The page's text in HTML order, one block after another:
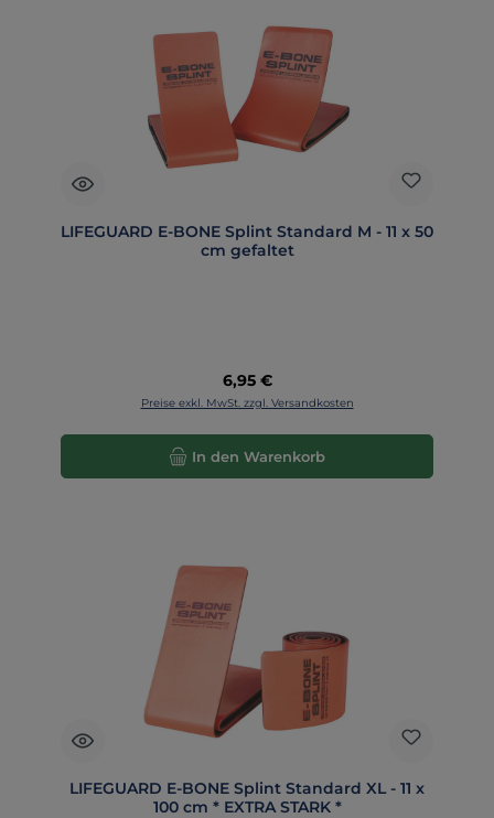
LIFEGUARD E-BONE Splint Standard M - 11 x 50
cm gefaltet
Regulärer Preis:
6,95 €
Preise exkl. MwSt. zzgl. Versandkosten
In den Warenkorb
LIFEGUARD E-BONE Splint Standard XL - 11 x
100 cm * EXTRA STARK *